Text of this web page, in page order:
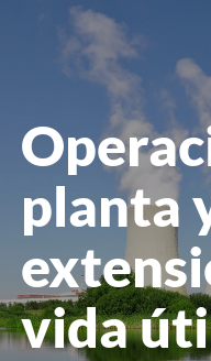
planta
vida